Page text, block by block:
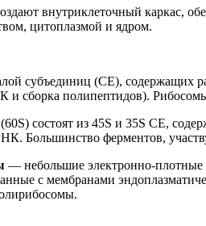
внутриклеточный каркас,
цитоплазмой и ядром.
субъединиц (СЕ),
и сборка полипептидов).
(60S) состоят из 45S и 35S СЕ,
Большинство ферментов,
— небольшие электронно-плотные
с мембранами